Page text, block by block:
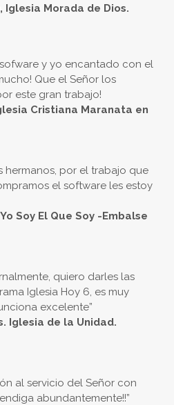
Iglesia Morada de Dios.
sofware y yo encantado con el
Que el Señor los
este gran trabajo!
Cristiana Maranata en
hermanos, por el trabajo que
el software les estoy
Soy El Que Soy -Embalse
quiero darles las
Iglesia Hoy 6, es muy
excelente”
Iglesia de la Unidad.
al servicio del Señor con
abundantemente!!”